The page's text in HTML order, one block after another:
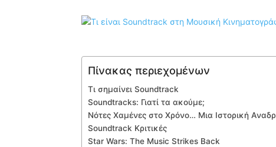
Πίνακας περιεχομένων
Τι σημαίνει Soundtrack
Soundtracks: Γιατί τα ακούμε;
Νότες Xαμένες στο Xρόνο… Mια Iστορική
Soundtrack Κριτικές
Star Wars: The Music Strikes Back